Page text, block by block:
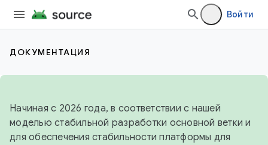
Войти
ДОКУМЕНТАЦИЯ
Начиная с 2026 года, в соответствии с нашей
моделью стабильной разработки основной ветки и
для обеспечения стабильности платформы для